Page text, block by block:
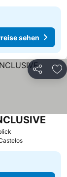
sehen
Teilen